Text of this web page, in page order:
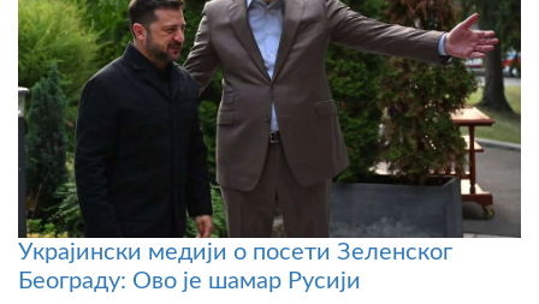
Украјински медији о посети Зеленског
Београду: Ово је шамар Русији